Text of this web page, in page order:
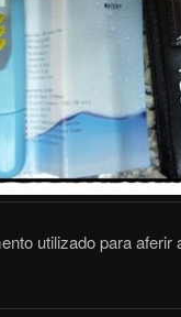
utilizado para